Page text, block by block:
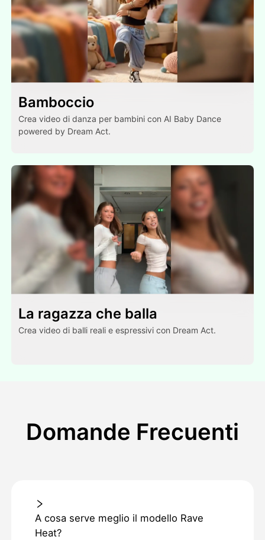
Bamboccio
Crea video di danza per bambini con AI Baby Dance
powered by Dream Act.
La ragazza che balla
Crea video di balli reali e espressivi con Dream Act.
Domande Frecuenti
A cosa serve meglio il modello Rave
Heat?